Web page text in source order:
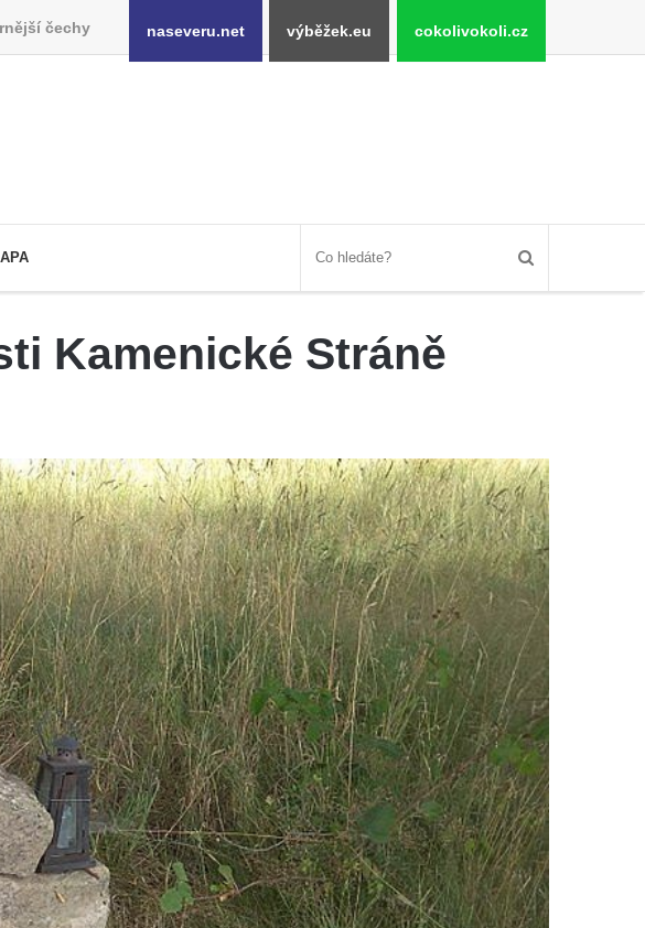
čechy naseveru.net výběžek.eu cokolivokoli.cz
Kamenické Stráně